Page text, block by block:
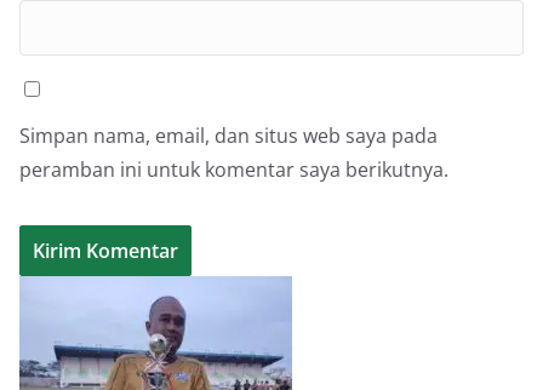
Simpan nama, email, dan situs web saya pada
peramban ini untuk komentar saya berikutnya.